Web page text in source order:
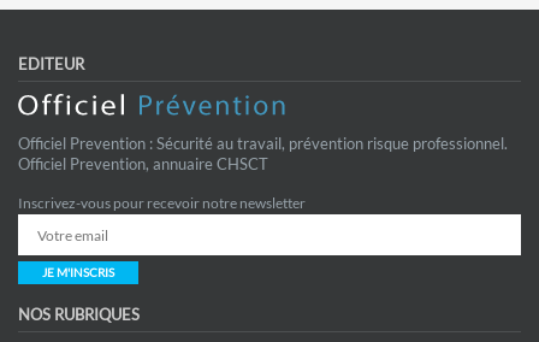
EDITEUR
Officiel Prevention : Sécurité au travail, prévention risque professionnel.
Officiel Prevention, annuaire CHSCT
Inscrivez-vous pour recevoir notre newsletter
JE M'INSCRIS
NOS RUBRIQUES